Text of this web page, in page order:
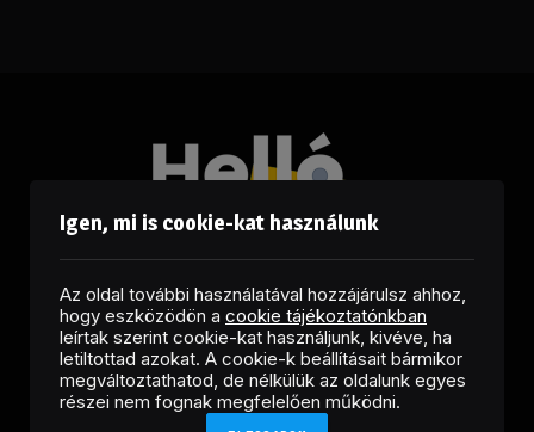
FacebookLinkedInX
(Twitter)
RSS
Igen, mi is cookie-kat használunk
Az oldal további használatával hozzájárulsz ahhoz,
hogy eszközödön a cookie tájékoztatónkban
leírtak szerint cookie-kat használjunk, kivéve, ha
letiltottad azokat. A cookie-k beállításait bármikor
megváltoztathatod, de nélkülük az oldalunk egyes
részei nem fognak megfelelően működni.